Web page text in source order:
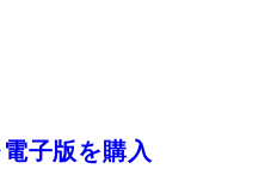
子版を購入